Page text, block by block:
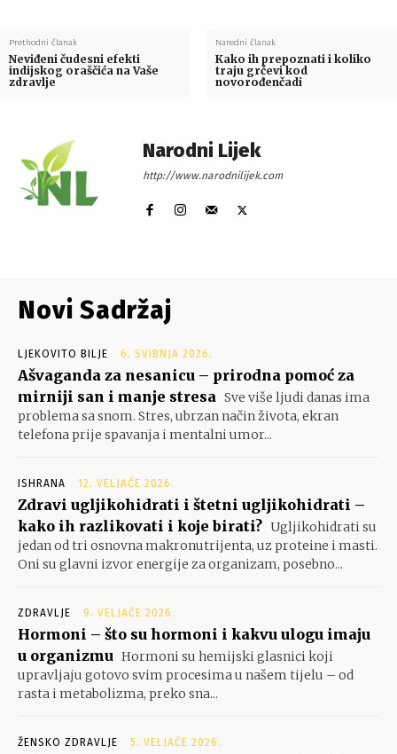
Prethodni članak
Neviđeni čudesni efekti
indijskog oraščića na Vaše
zdravlje
Naredni članak
Kako ih prepoznati i koliko
traju grčevi kod
novorođenčadi
Narodni Lijek
http://www.narodnilijek.com
Novi Sadržaj
LJEKOVITO BILJE 6. SVIBNJA 2026.
Ašvaganda za nesanicu – prirodna pomoć za
mirniji san i manje stresa Sve više ljudi danas ima
problema sa snom. Stres, ubrzan način života, ekran
telefona prije spavanja i mentalni umor...
ISHRANA 12. VELJAČE 2026.
Zdravi ugljikohidrati i štetni ugljikohidrati –
kako ih razlikovati i koje birati? Ugljikohidrati su
jedan od tri osnovna makronutrijenta, uz proteine i masti.
Oni su glavni izvor energije za organizam, posebno...
ZDRAVLJE 9. VELJAČE 2026.
Hormoni – što su hormoni i kakvu ulogu imaju
u organizmu Hormoni su hemijski glasnici koji
upravljaju gotovo svim procesima u našem tijelu – od
rasta i metabolizma, preko sna...
ŽENSKO ZDRAVLJE 5. VELJAČE 2026.